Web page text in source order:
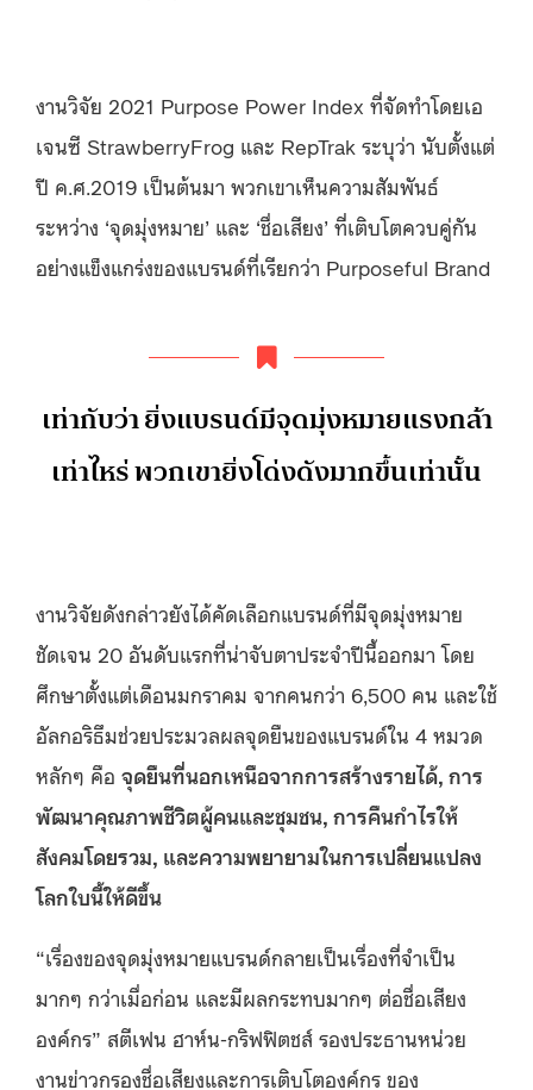
งานวิจัย 2021 Purpose Power Index ที่จัดทำโดยเอ
เจนซี StrawberryFrog และ RepTrak ระบุว่า นับตั้งแต่
ปี ค.ศ.2019 เป็นต้นมา พวกเขาเห็นความสัมพันธ์
ระหว่าง ‘จุดมุ่งหมาย’ และ ‘ชื่อเสียง’ ที่เติบโตควบคู่กัน
อย่างแข็งแกร่งของแบรนด์ที่เรียกว่า Purposeful Brand
เท่ากับว่า ยิ่งแบรนด์มีจุดมุ่งหมายแรงกล้า
เท่าไหร่ พวกเขายิ่งโด่งดังมากขึ้นเท่านั้น
งานวิจัยดังกล่าวยังได้คัดเลือกแบรนด์ที่มีจุดมุ่งหมาย
ชัดเจน 20 อันดับแรกที่น่าจับตาประจำปีนี้ออกมา โดย
ศึกษาตั้งแต่เดือนมกราคม จากคนกว่า 6,500 คน และใช้
อัลกอริธึมช่วยประมวลผลจุดยืนของแบรนด์ใน 4 หมวด
หลักๆ คือ จุดยืนที่นอกเหนือจากการสร้างรายได้, การ
พัฒนาคุณภาพชีวิตผู้คนและชุมชน, การคืนกำไรให้
สังคมโดยรวม, และความพยายามในการเปลี่ยนแปลง
โลกใบนี้ให้ดีขึ้น
“เรื่องของจุดมุ่งหมายแบรนด์กลายเป็นเรื่องที่จำเป็น
มากๆ กว่าเมื่อก่อน และมีผลกระทบมากๆ ต่อชื่อเสียง
องค์กร” สตีเฟน ฮาห์น-กริฟฟิตชส์ รองประธานหน่วย
งานข่าวกรองชื่อเสียงและการเติบโตองค์กร ของ